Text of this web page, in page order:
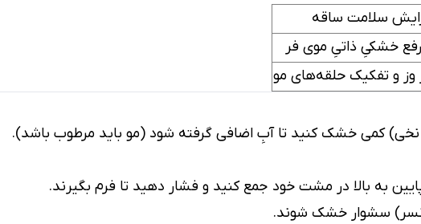
سلامت ساقه
خشکیِ ذاتیِ موی فر
وز و تفکیک حلقه‌های مو
نخی) کمی خشک کنید تا آبِ اضافی گرفته شود (مو باید مرطوب باشد).
پایین به بالا در مشت خود جمع کنید و فشار دهید تا فرم بگیرند.
سشوار خشک شوند.